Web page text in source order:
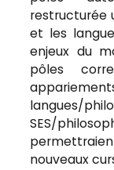
restructurée
et les
enjeux du
pôles
langues/
SES/
nouveaux